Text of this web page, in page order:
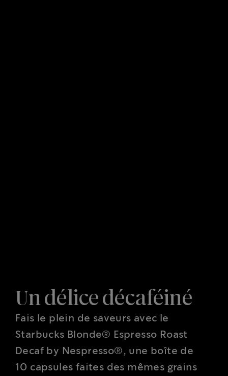
Un délice décaféiné
Fais le plein de saveurs avec le
Starbucks Blonde® Espresso Roast
Decaf by Nespresso®, une boîte de
10 capsules faites des mêmes grains